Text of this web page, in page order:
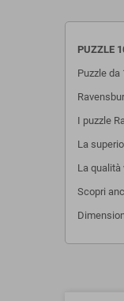
PUZZLE
Puzzle da
I puzzle
La
La
Scopri